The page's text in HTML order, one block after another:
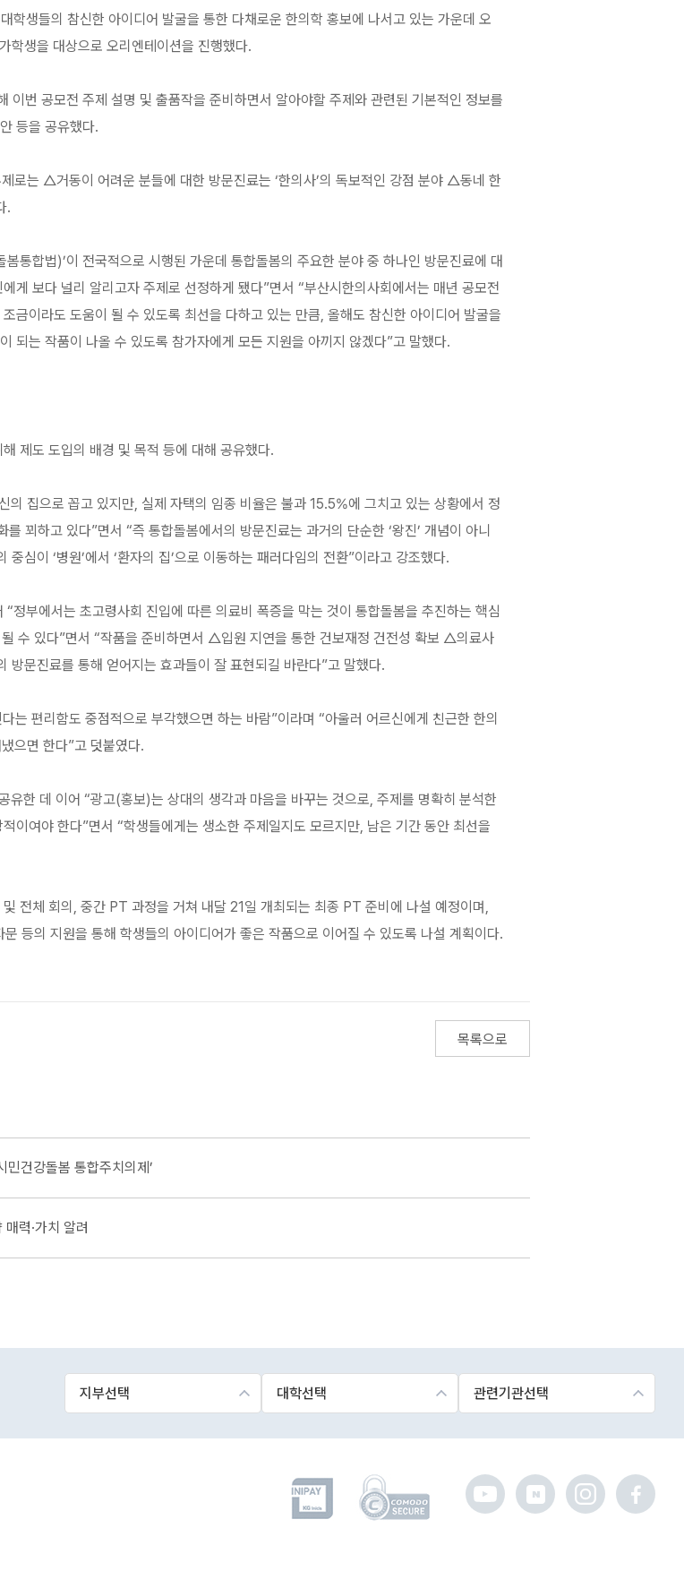
생들의 참신한 아이디어 발굴을 통한 다채로운 한의학 홍보에 나서고 있는 가운데 오
학생을 대상으로 오리엔테이션을 진행했다.
이번 공모전 주제 설명 및 출품작을 준비하면서 알아야할 주제와 관련된 기본적인 정보를
등을 공유했다.
로는 △거동이 어려운 분들에 대한 방문진료는 ‘한의사’의 독보적인 강점 분야 △동네 한
.
통합법)’이 전국적으로 시행된 가운데 통합돌봄의 주요한 분야 중 하나인 방문진료에 대
게 보다 널리 알리고자 주제로 선정하게 됐다”면서 “부산시한의사회에서는 매년 공모전
금이라도 도움이 될 수 있도록 최선을 다하고 있는 만큼, 올해도 참신한 아이디어 발굴을
되는 작품이 나올 수 있도록 참가자에게 모든 지원을 아끼지 않겠다”고 말했다.
제도 도입의 배경 및 목적 등에 대해 공유했다.
집으로 꼽고 있지만, 실제 자택의 임종 비율은 불과 15.5%에 그치고 있는 상황에서 정
꾀하고 있다”면서 “즉 통합돌봄에서의 방문진료는 과거의 단순한 ‘왕진’ 개념이 아니
심이 ‘병원’에서 ‘환자의 집’으로 이동하는 패러다임의 전환”이라고 강조했다.
정부에서는 초고령사회 진입에 따른 의료비 폭증을 막는 것이 통합돌봄을 추진하는 핵심
수 있다”면서 “작품을 준비하면서 △입원 지연을 통한 건보재정 건전성 확보 △의료사
문진료를 통해 얻어지는 효과들이 잘 표현되길 바란다”고 말했다.
는 편리함도 중점적으로 부각했으면 하는 바람”이라며 “아울러 어르신에게 친근한 한의
으면 한다”고 덧붙였다.
유한 데 이어 “광고(홍보)는 상대의 생각과 마음을 바꾸는 것으로, 주제를 명확히 분석한
이여야 한다”면서 “학생들에게는 생소한 주제일지도 모르지만, 남은 기간 동안 최선을
전체 회의, 중간 PT 과정을 거쳐 내달 21일 개최되는 최종 PT 준비에 나설 예정이며,
등의 지원을 통해 학생들의 아이디어가 좋은 작품으로 이어질 수 있도록 나설 계획이다.
목록으로
민건강돌봄 통합주치의제’
력·가치 알려